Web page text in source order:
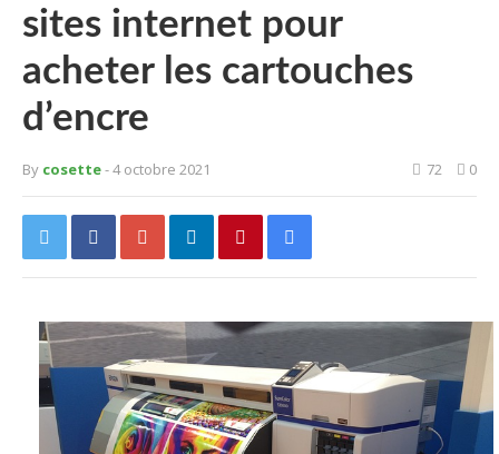
sites internet pour
acheter les cartouches
d’encre
By cosette- 4 octobre 2021 72 0